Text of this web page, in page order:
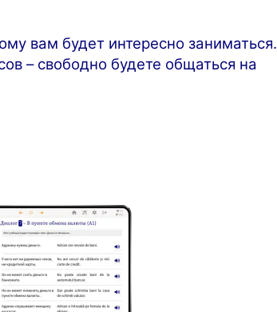
вам будет интересно заниматься.
– свободно будете общаться на